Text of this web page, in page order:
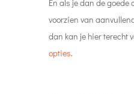
En als je dan de goede
voorzien van
dan kan je hier terecht
opties.